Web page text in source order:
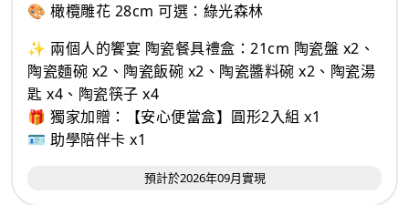
🎨 橄欖雕花 28cm 可選：綠光森林
✨ 兩個人的饗宴 陶瓷餐具禮盒：21cm 陶瓷盤 x2、
陶瓷麵碗 x2、陶瓷飯碗 x2、陶瓷醬料碗 x2、陶瓷湯
匙 x4、陶瓷筷子 x4
🎁 獨家加贈：【安心便當盒】圓形2入組 x1
🪪 助學陪伴卡 x1
預計於2026年09月實現